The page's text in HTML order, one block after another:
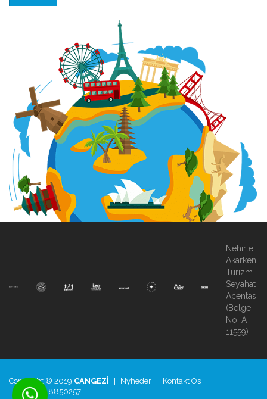
Nehirle
Akarken
Turizm
Seyahat
Acentası
(Belge
No. A-
11559)
Copyright © 2019 CANGEZİ | Nyheder |
Kontakt Os
|
+90.850.8850257